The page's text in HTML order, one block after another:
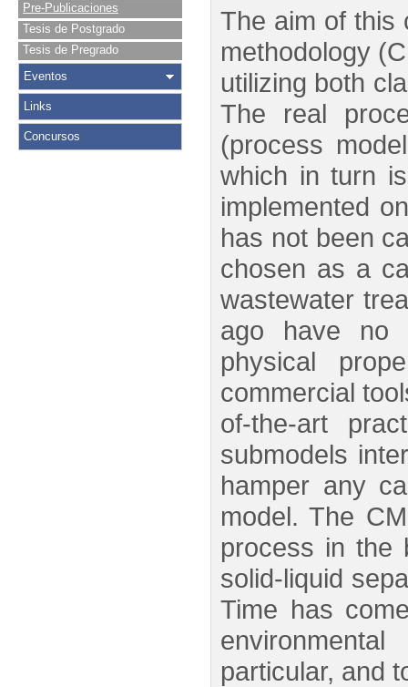
Pre-Publicaciones
Tesis de Postgrado
Tesis de Pregrado
Eventos
Links
Concursos
The aim of this
methodology
utilizing both
The real
(process
which in turn
implemented
has not been
chosen as a
wastewater
ago have no
physical
commercial
of-the-art
submodels
hamper any
model. The
process in the
solid-liquid
Time has
particular, and